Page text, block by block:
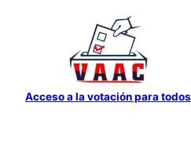
contenido
Acceso a la votación para todos